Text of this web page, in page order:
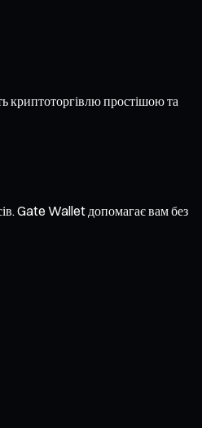
криптоторгівлю простішою та
Gate Wallet допомагає вам без